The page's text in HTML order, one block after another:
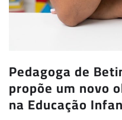
Pedagoga de
propõe um novo
na Educação